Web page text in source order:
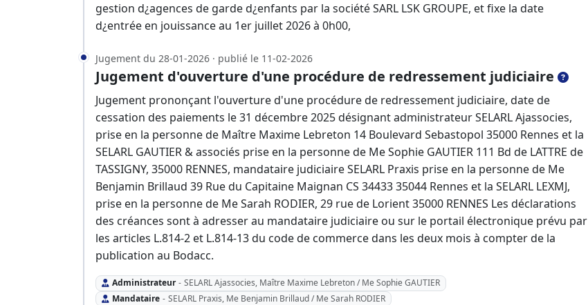
gestion d¿agences de garde d¿enfants par la société SARL LSK GROUPE, et fixe la date
d¿entrée en jouissance au 1er juillet 2026 à 0h00,
Jugement du 28-01-2026 · publié le 11-02-2026
Jugement d'ouverture d'une procédure de redressement judiciaire
Jugement prononçant l'ouverture d'une procédure de redressement judiciaire, date de
cessation des paiements le 31 décembre 2025 désignant administrateur SELARL Ajassocies,
prise en la personne de Maître Maxime Lebreton 14 Boulevard Sebastopol 35000 Rennes et la
SELARL GAUTIER & associés prise en la personne de Me Sophie GAUTIER 111 Bd de LATTRE de
TASSIGNY, 35000 RENNES, mandataire judiciaire SELARL Praxis prise en la personne de Me
Benjamin Brillaud 39 Rue du Capitaine Maignan CS 34433 35044 Rennes et la SELARL LEXMJ,
prise en la personne de Me Sarah RODIER, 29 rue de Lorient 35000 RENNES Les déclarations
des créances sont à adresser au mandataire judiciaire ou sur le portail électronique prévu par
les articles L.814-2 et L.814-13 du code de commerce dans les deux mois à compter de la
publication au Bodacc.
Administrateur - SELARL Ajassocies, Maître Maxime Lebreton / Me Sophie GAUTIER
Mandataire - SELARL Praxis, Me Benjamin Brillaud / Me Sarah RODIER